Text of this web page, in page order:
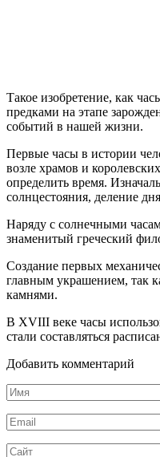
Такое изобретение, как
предками на этапе
событий в нашей жизни.
Первые часы в истории
возле храмов и
определить время.
солнцестояния, деление
Наряду с солнечными
знаменитый греческий
Создание первых
главным украшением, так
камнями.
В XVIII веке часы
стали составляться
Добавить комментарий
Имя
*
Email
*
Сайт